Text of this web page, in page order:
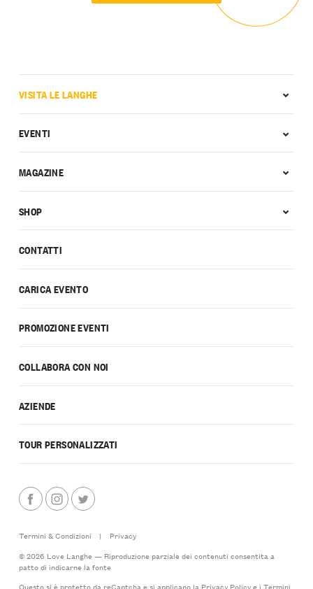
CONTATTI
CARICA EVENTO
PROMOZIONE EVENTI
COLLABORA CON NOI
AZIENDE
TOUR PERSONALIZZATI
VISITA LE LANGHE
EVENTI
MAGAZINE
SHOP
Termini & Condizioni |
Privacy
© 2026 Love Langhe — Riproduzione parziale dei contenuti consentita a
patto di indicarne la fonte
Questo si è protetto da reCaptcha e si applicano la Privacy Policye i Termini